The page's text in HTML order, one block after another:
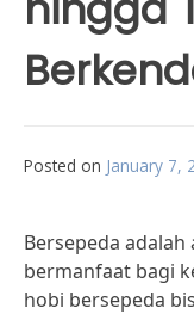
Posted on January 7,
Bersepeda
bermanfaat bagi
hobi bersepeda